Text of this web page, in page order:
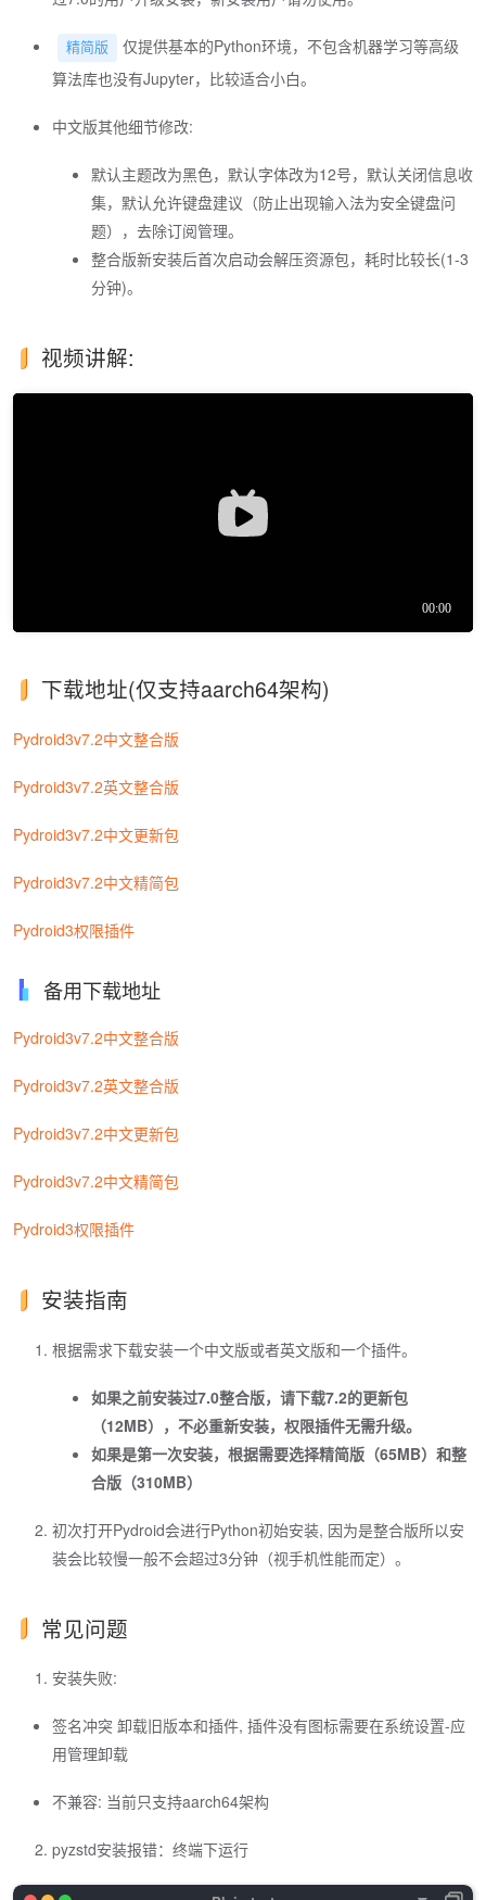
精简版
仅提供基本的Python环境，不包含机器学习等高级
算法库也没有Jupyter，比较适合小白。
中文版其他细节修改:
默认主题改为黑色，默认字体改为12号，默认关闭信息收
集，默认允许键盘建议（防止出现输入法为安全键盘问
题），去除订阅管理。
整合版新安装后首次启动会解压资源包，耗时比较长(1-3
分钟)。
视频讲解:
下载地址(仅支持aarch64架构)
Pydroid3v7.2中文整合版
Pydroid3v7.2英文整合版
Pydroid3v7.2中文更新包
Pydroid3v7.2中文精简包
Pydroid3权限插件
备用下载地址
Pydroid3v7.2中文整合版
Pydroid3v7.2英文整合版
Pydroid3v7.2中文更新包
Pydroid3v7.2中文精简包
Pydroid3权限插件
安装指南
根据需求下载安装一个中文版或者英文版和一个插件。
如果之前安装过7.0整合版，请下载7.2的更新包
（12MB），不必重新安装，权限插件无需升级。
如果是第一次安装，根据需要选择精简版（65MB）和整
合版（310MB）
初次打开Pydroid会进行Python初始安装, 因为是整合版所以安
装会比较慢一般不会超过3分钟（视手机性能而定）。
常见问题
安装失败:
签名冲突 卸载旧版本和插件, 插件没有图标需要在系统设置-应
用管理卸载
不兼容: 当前只支持aarch64架构
pyzstd安装报错：终端下运行